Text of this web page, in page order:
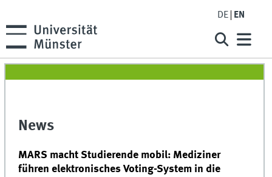
DE EN
News
MARS macht Studierende mobil: Mediziner
führen elektronisches Voting-System in die